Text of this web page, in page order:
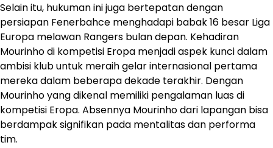
Selain itu, hukuman ini juga bertepatan dengan
persiapan Fenerbahce menghadapi babak 16 besar Liga
Europa melawan Rangers bulan depan. Kehadiran
Mourinho di kompetisi Eropa menjadi aspek kunci dalam
ambisi klub untuk meraih gelar internasional pertama
mereka dalam beberapa dekade terakhir. Dengan
Mourinho yang dikenal memiliki pengalaman luas di
kompetisi Eropa. Absennya Mourinho dari lapangan bisa
berdampak signifikan pada mentalitas dan performa
tim.